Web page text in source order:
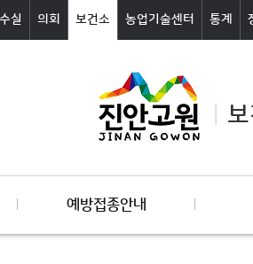
실 의회 보건소 농업기술센터 통계
예방접종안내